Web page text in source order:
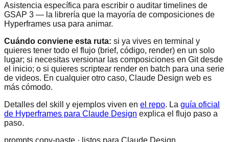
Asistencia específica para escribir o auditar timelines de
GSAP 3 — la librería que la mayoría de composiciones de
Hyperframes usa para animar.
Cuándo conviene esta ruta: si ya vives en terminal y
quieres tener todo el flujo (brief, código, render) en un solo
lugar; si necesitas versionar las composiciones en Git desde
el inicio; o si quieres scriptear render en batch para una serie
de videos. En cualquier otro caso, Claude Design web es
más cómodo.
Detalles del skill y ejemplos viven en el repo. La guía oficial
de Hyperframes para Claude Design explica el flujo paso a
paso.
prompts copy-paste · listos para Claude Design